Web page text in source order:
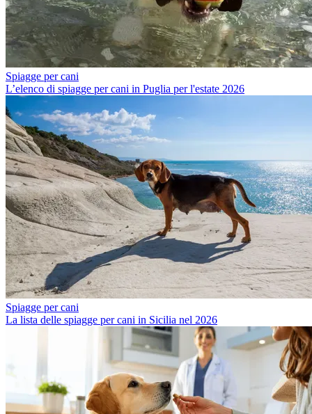
Spiagge per cani
L’elenco di spiagge per cani in Puglia per l'estate 2026
Spiagge per cani
La lista delle spiagge per cani in Sicilia nel 2026